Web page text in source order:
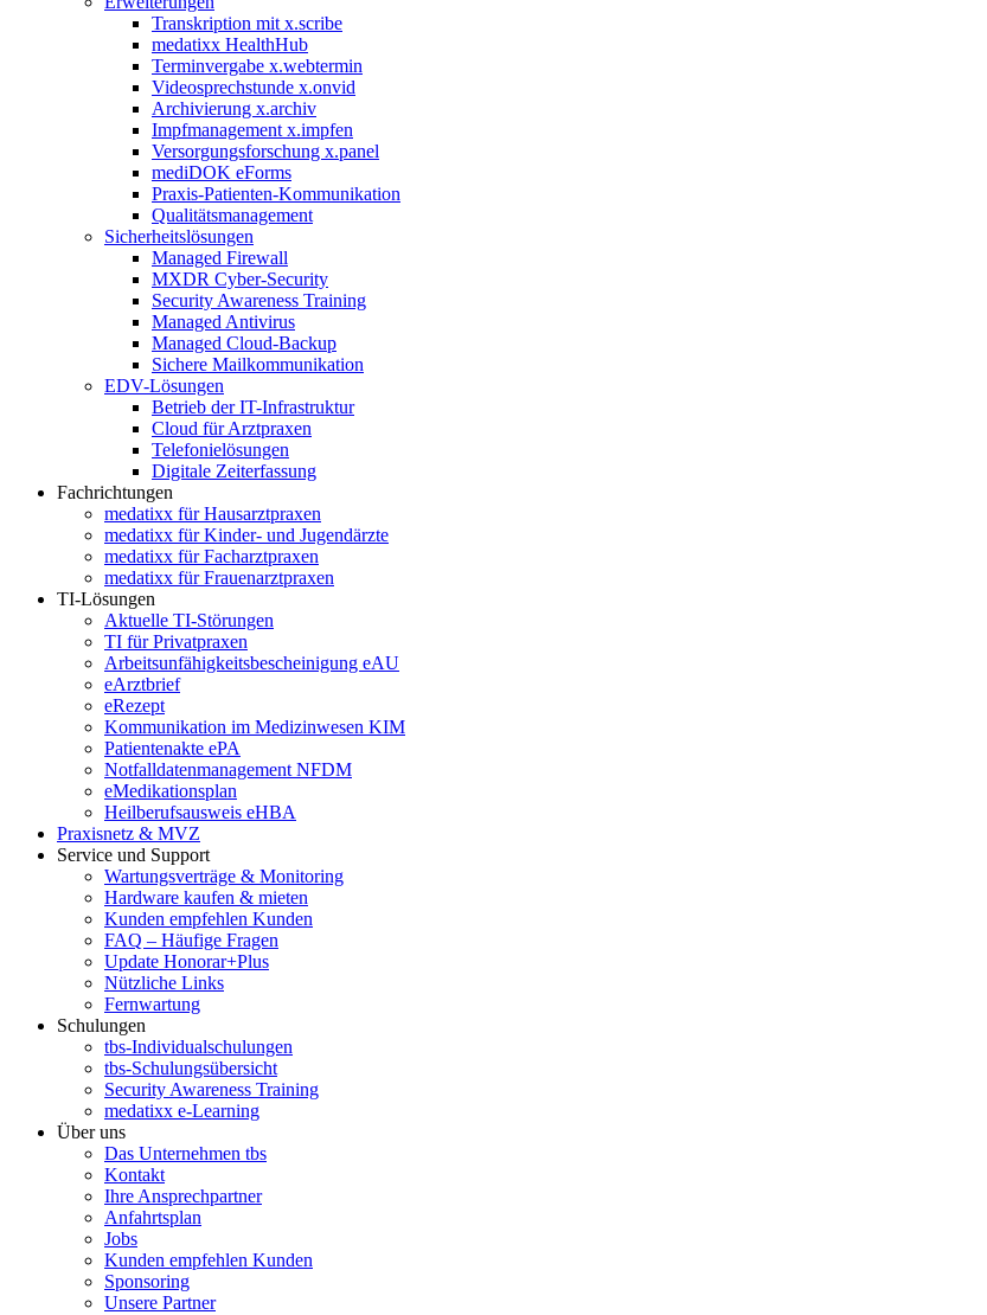
Transkription mit x.scribe
medatixx HealthHub
Terminvergabe x.webtermin
Videosprechstunde x.onvid
Archivierung x.archiv
Impfmanagement x.impfen
Versorgungsforschung x.panel
mediDOK eForms
Praxis-Patienten-Kommunikation
Qualitätsmanagement
Sicherheitslösungen
Managed Firewall
MXDR Cyber-Security
Security Awareness Training
Managed Antivirus
Managed Cloud-Backup
Sichere Mailkommunikation
EDV-Lösungen
Betrieb der IT-Infrastruktur
Cloud für Arztpraxen
Telefonielösungen
Digitale Zeiterfassung
Fachrichtungen
medatixx für Hausarztpraxen
medatixx für Kinder- und Jugendärzte
medatixx für Facharztpraxen
medatixx für Frauenarztpraxen
TI-Lösungen
Aktuelle TI-Störungen
TI für Privatpraxen
Arbeitsunfähigkeitsbescheinigung eAU
eArztbrief
eRezept
Kommunikation im Medizinwesen KIM
Patientenakte ePA
Notfalldatenmanagement NFDM
eMedikationsplan
Heilberufsausweis eHBA
Praxisnetz & MVZ
Service und Support
Wartungsverträge & Monitoring
Hardware kaufen & mieten
Kunden empfehlen Kunden
FAQ – Häufige Fragen
Update Honorar+Plus
Nützliche Links
Fernwartung
Schulungen
tbs-Individualschulungen
tbs-Schulungsübersicht
Security Awareness Training
medatixx e-Learning
Über uns
Das Unternehmen tbs
Kontakt
Ihre Ansprechpartner
Anfahrtsplan
Jobs
Kunden empfehlen Kunden
Sponsoring
Unsere Partner